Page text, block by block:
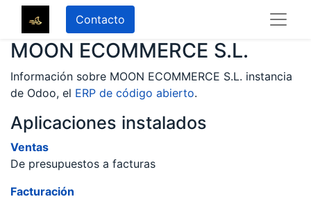
Contacto
MOON ECOMMERCE S.L.
Información sobre MOON ECOMMERCE S.L. instancia
de Odoo, el ERP de código abierto.
Aplicaciones instalados
Ventas
De presupuestos a facturas
Facturación